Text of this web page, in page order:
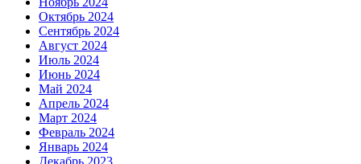
Октябрь 2024
Сентябрь 2024
Август 2024
Июль 2024
Июнь 2024
Май 2024
Апрель 2024
Март 2024
Февраль 2024
Январь 2024
Декабрь 2023